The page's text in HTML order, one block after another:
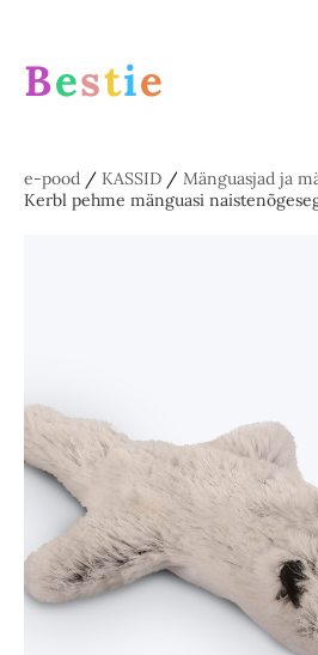
Bestie
e-pood / KASSID / Mänguasjad ja
Kerbl pehme mänguasi